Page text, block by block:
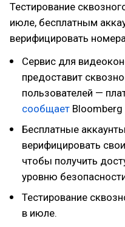
Тестирование
июле, бесплатным
верифицировать
Сервис для
предоставит
пользователей —
сообщает
Бесплатные
верифицировать
чтобы получить
уровню
Тестирование
в июле.